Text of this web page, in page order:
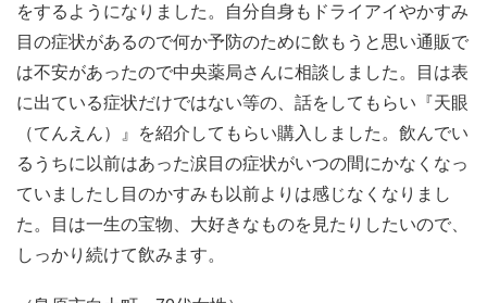
をするようになりました。自分自身もドライアイやかすみ
目の症状があるので何か予防のために飲もうと思い通販で
は不安があったので中央薬局さんに相談しました。目は表
に出ている症状だけではない等の、話をしてもらい『天眼
（てんえん）』を紹介してもらい購入しました。飲んでい
るうちに以前はあった涙目の症状がいつの間にかなくなっ
ていましたし目のかすみも以前よりは感じなくなりまし
た。目は一生の宝物、大好きなものを見たりしたいので、
しっかり続けて飲みます。